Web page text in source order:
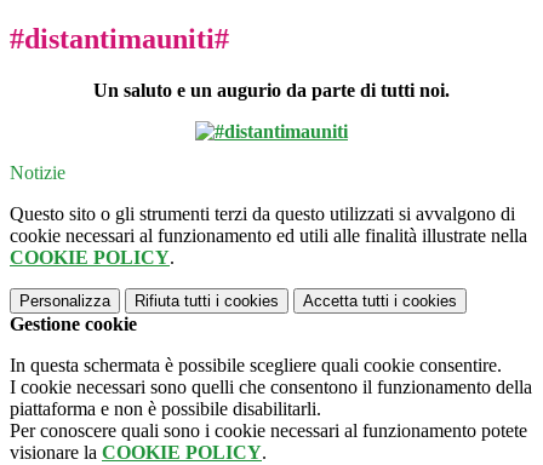
#distantimauniti#
Un saluto e un augurio da parte di tutti noi.
Notizie
Questo sito o gli strumenti terzi da questo utilizzati si avvalgono di
cookie necessari al funzionamento ed utili alle finalità illustrate nella
COOKIE POLICY.
Personalizza Rifiuta tutti i cookies Accetta tutti i cookies
Gestione cookie
In questa schermata è possibile scegliere quali cookie consentire.
I cookie necessari sono quelli che consentono il funzionamento della
piattaforma e non è possibile disabilitarli.
Per conoscere quali sono i cookie necessari al funzionamento potete
visionare la COOKIE POLICY.